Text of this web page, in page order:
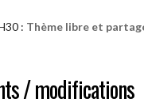
: Thème libre et
/ modifications